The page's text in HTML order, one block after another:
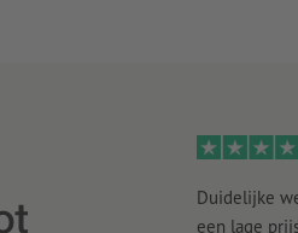
Duidelijke
een lage